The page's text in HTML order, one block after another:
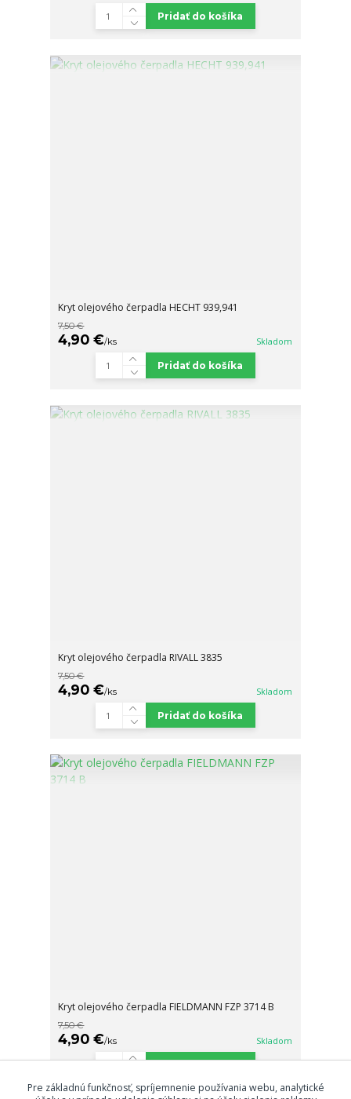
Pridať do košíka
Kryt olejového čerpadla HECHT 939,941
7,50 €
4,90 €/ks Skladom
Pridať do košíka
Kryt olejového čerpadla RIVALL 3835
7,50 €
4,90 €/ks Skladom
Pridať do košíka
Kryt olejového čerpadla FIELDMANN FZP 3714 B
7,50 €
4,90 €/ks Skladom
Pre základnú funkčnosť, spríjemnenie používania webu, analytické